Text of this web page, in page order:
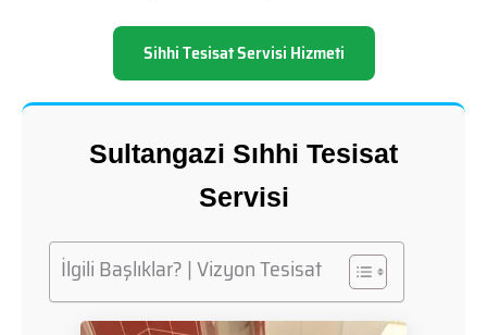
Sihhi Tesisat Servisi Hizmeti
Sultangazi Sıhhi Tesisat
Servisi
İlgili Başlıklar? | Vizyon Tesisat